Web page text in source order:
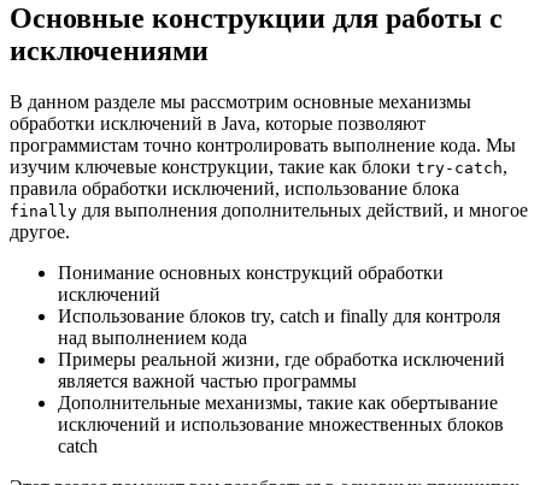
Основные конструкции для работы с
исключениями
В данном разделе мы рассмотрим основные механизмы
обработки исключений в Java, которые позволяют
программистам точно контролировать выполнение кода. Мы
изучим ключевые конструкции, такие как блоки try-catch,
правила обработки исключений, использование блока
finally для выполнения дополнительных действий, и многое
другое.
Понимание основных конструкций обработки
исключений
Использование блоков try, catch и finally для контроля
над выполнением кода
Примеры реальной жизни, где обработка исключений
является важной частью программы
Дополнительные механизмы, такие как обертывание
исключений и использование множественных блоков
catch